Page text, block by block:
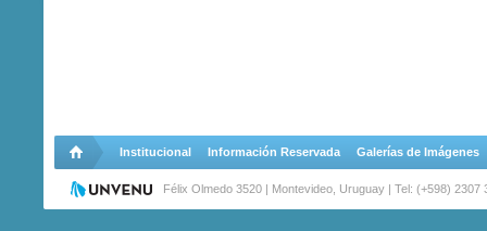
Institucional Información Reservada Galerías de Imágenes
Félix Olmedo 3520 | Montevideo, Uruguay | Tel: (+598)